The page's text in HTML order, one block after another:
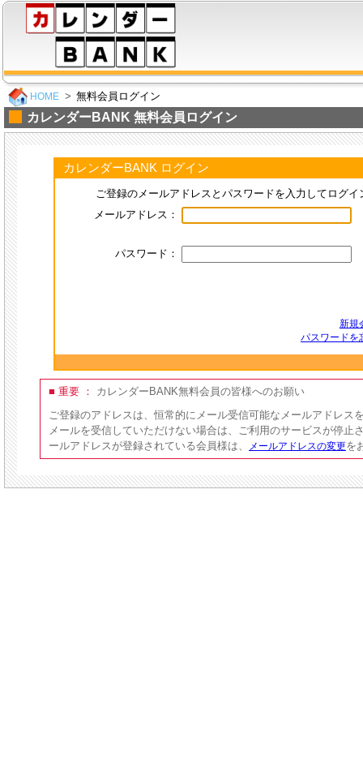
HOME 無料会員ログイン
カレンダーBANK 無料会員ログイン
カレンダーBANK ログイン
ご登録のメールアドレスとパスワードを入力してログイ
メールアドレス：
パスワード：
新規
パスワードを
■ 重要 ：
カレンダーBANK無料会員の皆様へのお願い
ご登録のアドレスは、恒常的にメール受信可能なメールアドレス
メールを受信していただけない場合は、ご利用のサービスが停止
ールアドレスが登録されている会員様は、
メールアドレスの変更を